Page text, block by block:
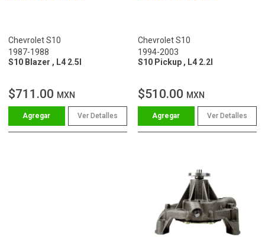
Chevrolet S10
1987-1988
S10 Blazer , L4 2.5l
$711.00 MXN
Ver Detalles
Chevrolet S10
1994-2003
S10 Pickup , L4 2.2l
$510.00 MXN
Ver Detalles